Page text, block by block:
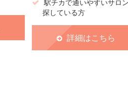
駅チカで通いやすいサロ
探している方
詳細はこちら